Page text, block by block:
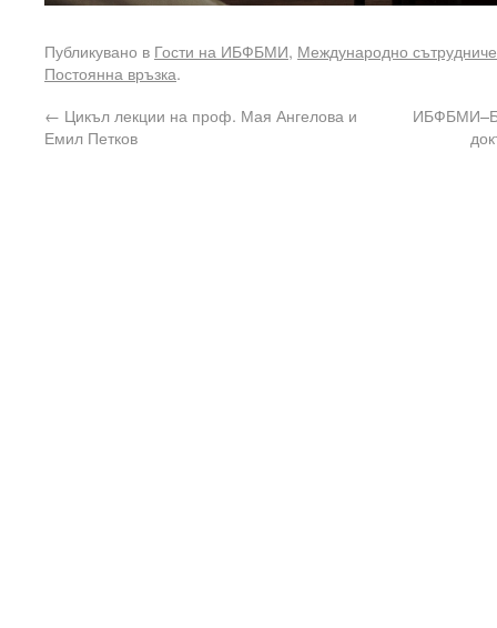
Публикувано в Гости на ИБФБМИ, Международно
Постоянна връзка.
← Цикъл лекции на проф. Мая Ангелова и
Емил Петков